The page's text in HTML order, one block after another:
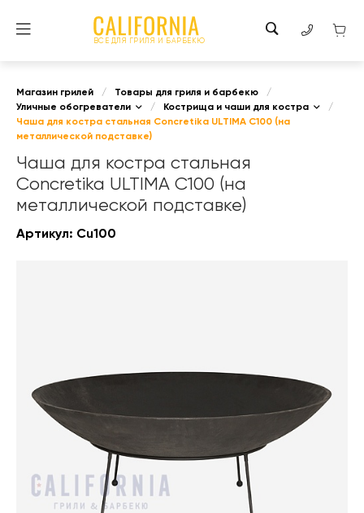
ВСЕ ДЛЯ ГРИЛЯ И БАРБЕКЮ
Магазин грилей / Товары для гриля и барбекю
/
Уличные обогреватели
/ Кострища и чаши для костра
/
Чаша для костра стальная Concretika ULTIMA C100 (на
металлической подставке)
Чаша для костра стальная
Concretika ULTIMA C100 (на
металлической подставке)
Артикул: Cu100